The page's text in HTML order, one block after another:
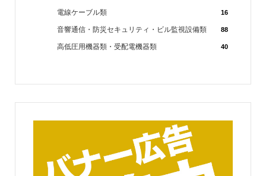
電線ケーブル類 16
音響通信・防災セキュリティ・ビル監視設備類 88
高低圧用機器類・受配電機器類 40